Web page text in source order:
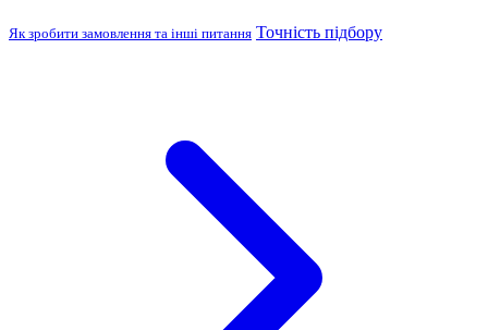
Як зробити замовлення та інші питання Точність підбору